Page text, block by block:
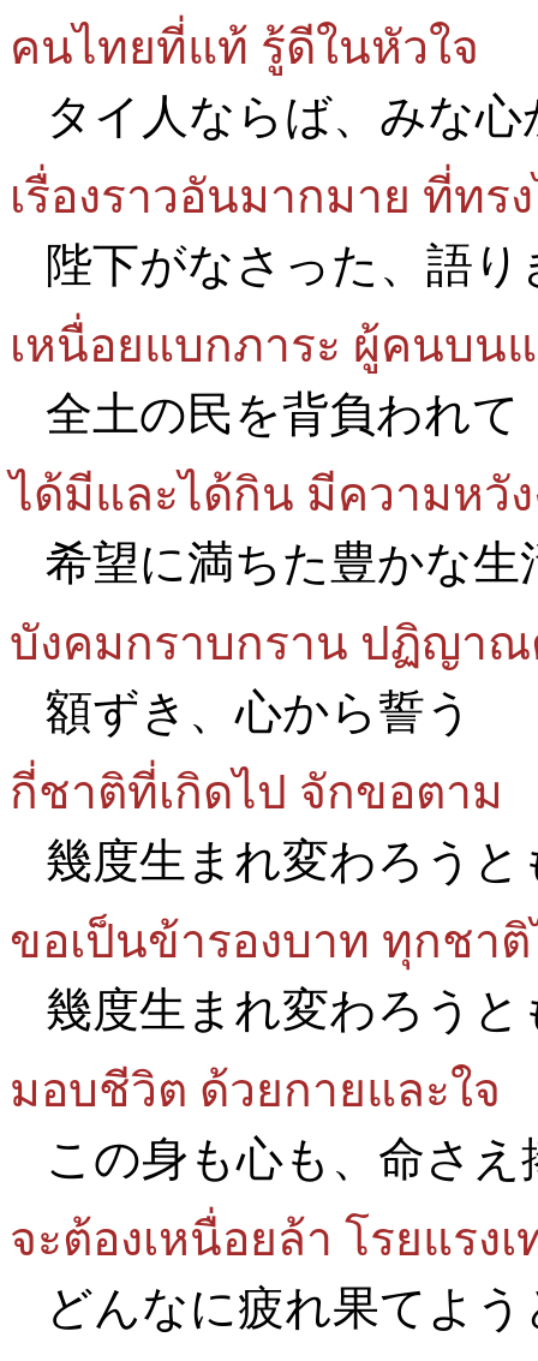
คนไทยที่แท้ รู้ดีในหัวใจ
タイ人ならば、みな
เรื่องราวอันมากมาย ที่ทร
陛下がなさった、語
เหนื่อยแบกภาระ ผู้คนบน
全土の民を背負われて
ได้มีและได้กิน มีความหวั
希望に満ちた豊かな
บังคมกราบกราน ปฏิญาณ
額ずき、心から誓う
กี่ชาติที่เกิดไป จักขอตาม
幾度生まれ変わろう
ขอเป็นข้ารองบาท ทุกชา
幾度生まれ変わろう
มอบชีวิต ด้วยกายและใจ
この身も心も、命さえ
จะต้องเหนื่อยล้า โรยแรงเ
どんなに疲れ果てよう